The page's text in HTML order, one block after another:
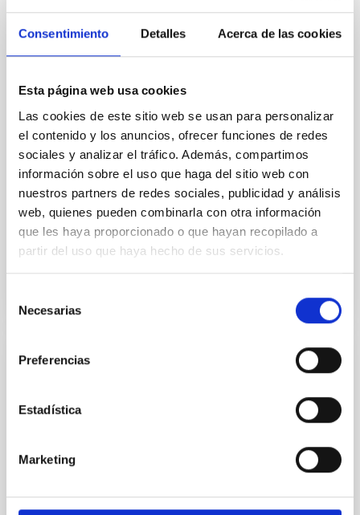
Consentimiento Detalles Acerca de las cookies
Esta página web usa cookies
Las cookies de este sitio web se usan para personalizar
el contenido y los anuncios, ofrecer funciones de redes
sociales y analizar el tráfico. Además, compartimos
información sobre el uso que haga del sitio web con
nuestros partners de redes sociales, publicidad y análisis
web, quienes pueden combinarla con otra información
que les haya proporcionado o que hayan recopilado a
partir del uso que haya hecho de sus servicios.
Necesarias
Preferencias
Estadística
Marketing
Canarias (IAC), ha descubierto la presencia de dos
planetas de masa terrestre en órbita a la estrella GJ
Ambos planetas se encuentran en la zona de
habitabilidad de la estrella. “La naturaleza parece
empeñada en demostrarnos que los planetas
terrestres son muy habituales. Con estos dos, ya
conocemos 7 en sistemas planetarios muy cercanos
al Sol”, explica Alejandro Suárez Mascareño,
investigador del IAC y autor principal del estudio
aceptado
Fecha de publicación 15/12/2022 - 10:00
NOTA DE PRENSA
primer exoplaneta
un exoplaneta con masa ligeramente superior a
zona habitable, probablemente carece de superficie